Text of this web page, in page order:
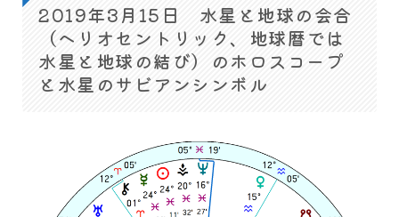
2019年3月15日 水星と地球の会合
（ヘリオセントリック、地球暦では
水星と地球の結び）のホロスコープ
と水星のサビアンシンボル